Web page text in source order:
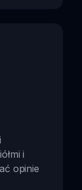
i
opinie